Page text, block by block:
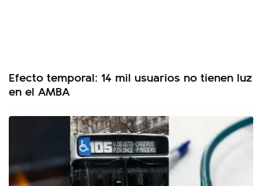
Efecto temporal: 14 mil usuarios no tienen luz
en el AMBA